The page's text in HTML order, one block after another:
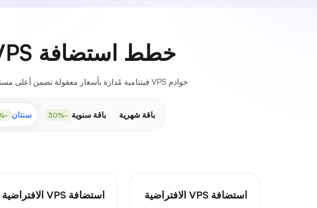
خطط استضافة VPS مرنة في فيتنام للجميع
خوادم VPS فيتنامية مُدارة بأسعار معقولة تضمن أعلى مستوى من الموثوقية والسرعة المذهلة لجميع أنواع المشاريع عبر الإنترنت.
باقة شهرية باقة سنوية -30% سنتان -40%
استضافة VPS الافتراضية
استضافة VPS الافتراضية